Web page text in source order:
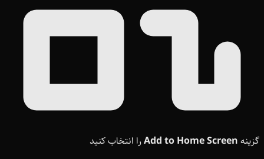
گزینه Add to Home Screenرا انتخاب کنید